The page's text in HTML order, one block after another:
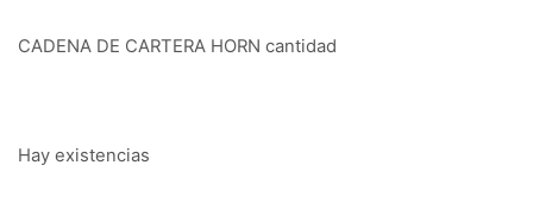
CADENA DE CARTERA HORN cantidad
Hay existencias